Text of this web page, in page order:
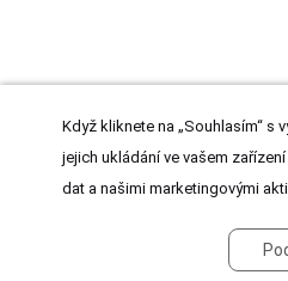
Když kliknete na „Souhlasím“
jejich ukládání ve vašem
dat a našimi marketingovými